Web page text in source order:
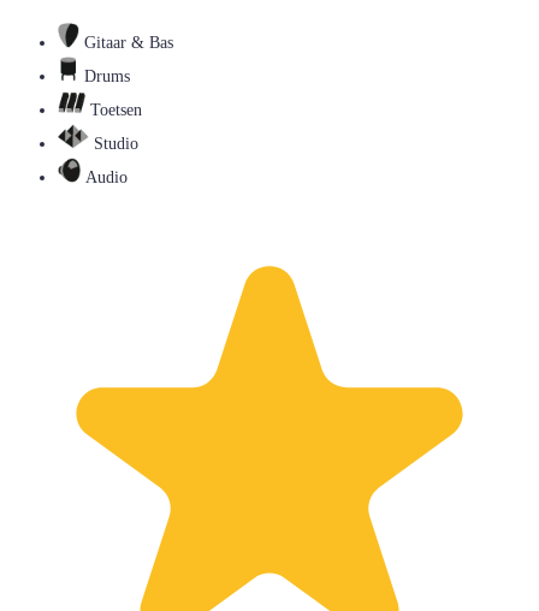
Gitaar & Bas
Drums
Toetsen
Studio
Audio